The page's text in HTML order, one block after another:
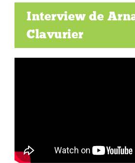
Interview de
Clavurier